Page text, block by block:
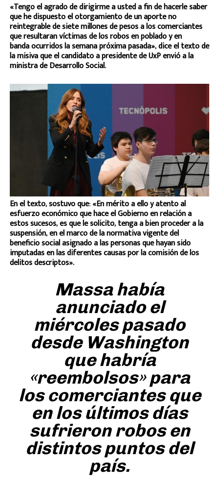
«Tengo el agrado de dirigirme a usted a fin de hacerle saber
que he dispuesto el otorgamiento de un aporte no
reintegrable de siete millones de pesos a los comerciantes
que resultaran víctimas de los robos en poblado y en
banda ocurridos la semana próxima pasada», dice el texto de
la misiva que el candidato a presidente de UxP envió a la
ministra de Desarrollo Social.
En el texto, sostuvo que: «En mérito a ello y atento al
esfuerzo económico que hace el Gobierno en relación a
estos sucesos, es que le solicito, tenga a bien proceder a la
suspensión, en el marco de la normativa vigente del
beneficio social asignado a las personas que hayan sido
imputadas en las diferentes causas por la comisión de los
delitos descriptos».
Massa había
anunciado el
miércoles pasado
desde Washington
que habría
«reembolsos» para
los comerciantes que
en los últimos días
sufrieron robos en
distintos puntos del
país.